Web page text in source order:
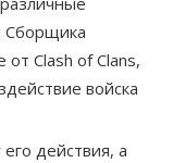
Сборщика
от Clash of Clans,
войска
действия, а